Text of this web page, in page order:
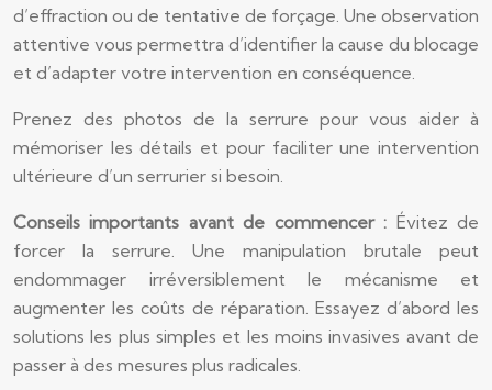
d’effraction ou de tentative de forçage. Une observation
attentive vous permettra d’identifier la cause du blocage
et d’adapter votre intervention en conséquence.
Prenez des photos de la serrure pour vous aider à
mémoriser les détails et pour faciliter une intervention
ultérieure d’un serrurier si besoin.
Conseils importants avant de commencer : Évitez de
forcer la serrure. Une manipulation brutale peut
endommager irréversiblement le mécanisme et
augmenter les coûts de réparation. Essayez d’abord les
solutions les plus simples et les moins invasives avant de
passer à des mesures plus radicales.